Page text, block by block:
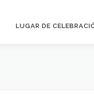
LUGAR DE